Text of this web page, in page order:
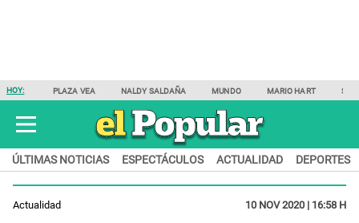
HOY: PLAZA VEA NALDY SALDAÑA MUNDO MARIO HART
ÚLTIMAS NOTICIAS ESPECTÁCULOS ACTUALIDAD DEPORTES
Actualidad 10 NOV 2020 | 16:58 H